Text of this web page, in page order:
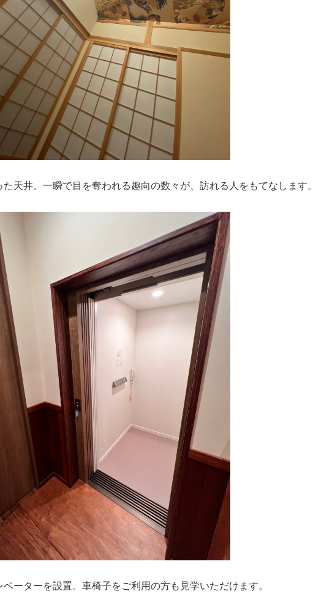
天井。一瞬で目を奪われる趣向の数々が、訪れる人をもてなします。
ーターを設置。車椅子をご利用の方も見学いただけます。